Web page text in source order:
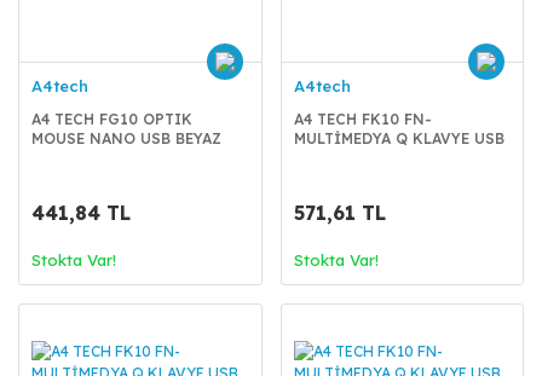
A4tech
A4 TECH FG10 OPTIK
MOUSE NANO USB BEYAZ
441,84 TL
Stokta Var!
A4tech
A4 TECH FK10 FN-
MULTİMEDYA Q KLAVYE USB
571,61 TL
Stokta Var!